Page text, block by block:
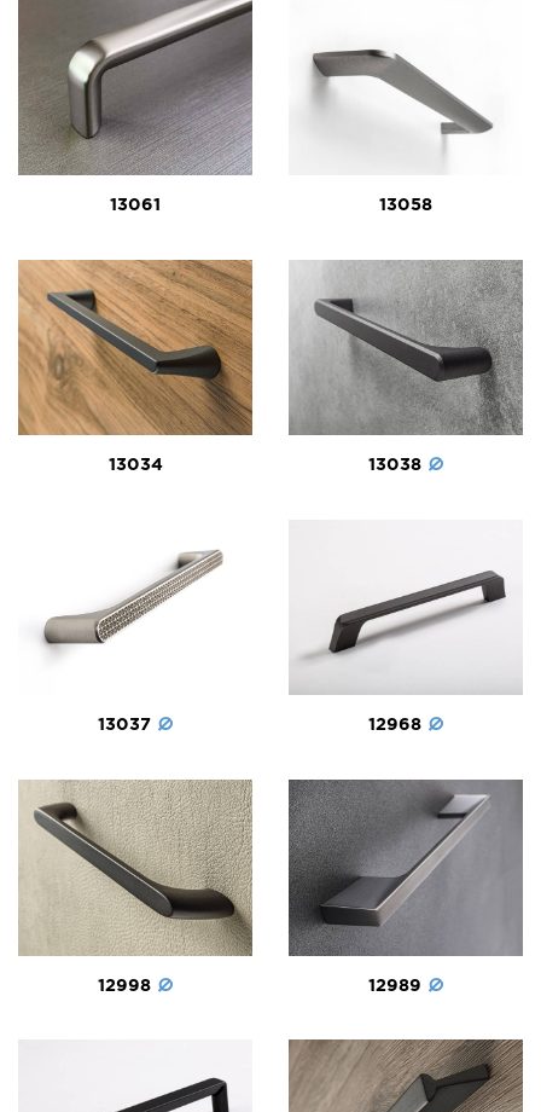
13061 13058
13034 13038
13037 12968
12998 12989